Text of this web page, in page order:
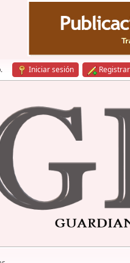
. Iniciar sesión